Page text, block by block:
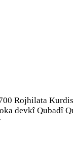
Rojhilata
devkî Qubadî